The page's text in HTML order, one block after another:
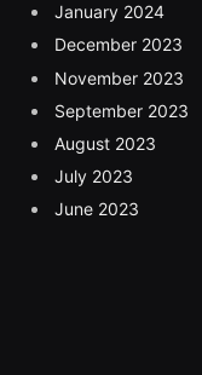
January 2024
December 2023
November 2023
September 2023
August 2023
July 2023
June 2023